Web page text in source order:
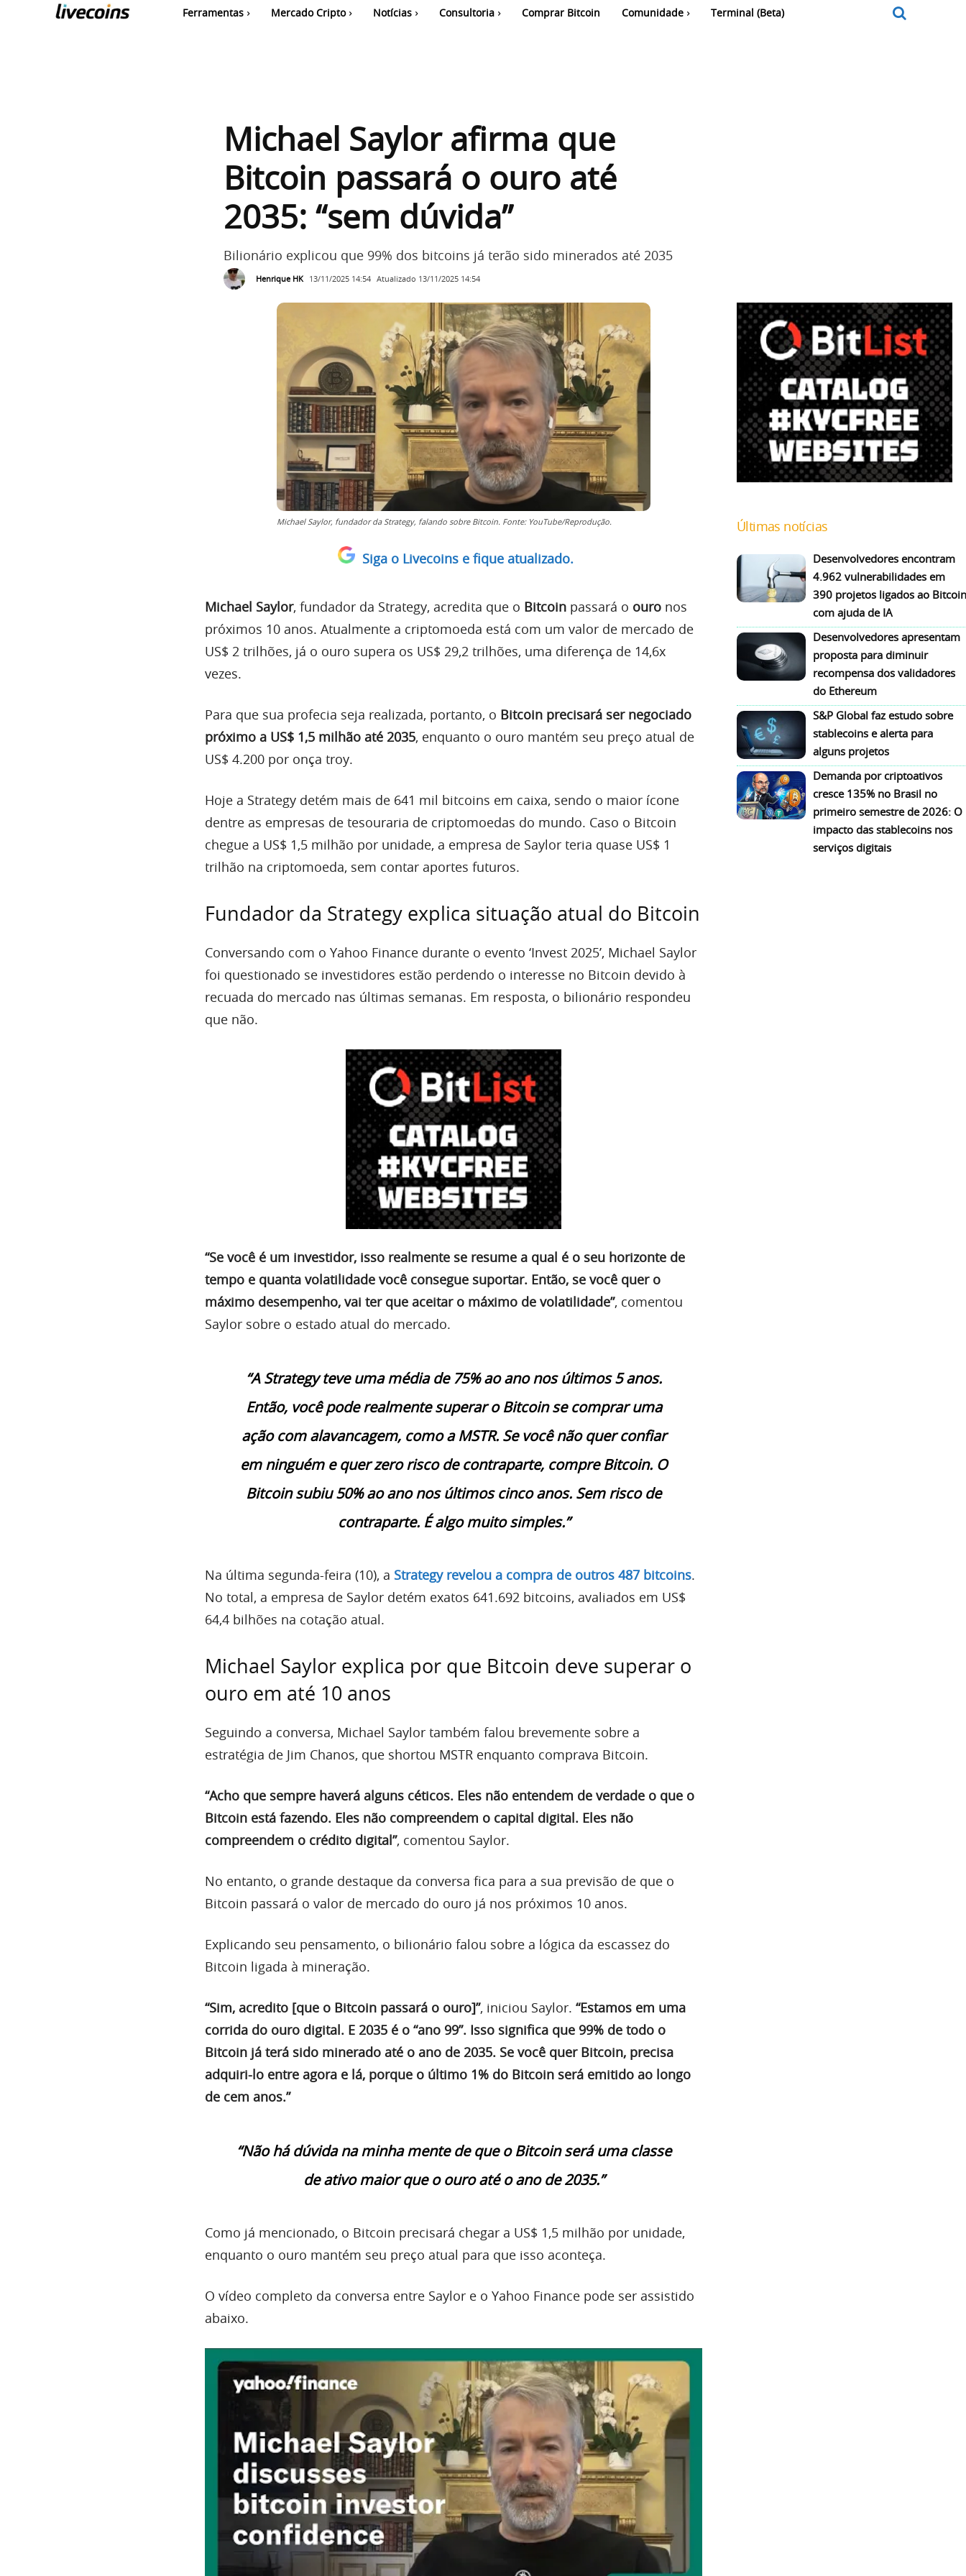
Ferramentas Mercado Cripto Notícias Consultoria Comprar Bitcoin Comunidade Terminal (Beta)
Michael Saylor afirma que
Bitcoin passará o ouro até
2035: “sem dúvida”
Bilionário explicou que 99% dos bitcoins já terão sido minerados até 2035
Henrique HK 13/11/2025 14:54 Atualizado 13/11/2025 14:54
Michael Saylor, fundador da Strategy, falando sobre Bitcoin. Fonte: YouTube/Reprodução.
Siga o Livecoins e fique atualizado.
Michael Saylor, fundador da Strategy, acredita que o Bitcoin passará o ouro nos
próximos 10 anos. Atualmente a criptomoeda está com um valor de mercado de
US$ 2 trilhões, já o ouro supera os US$ 29,2 trilhões, uma diferença de 14,6x
vezes.
Para que sua profecia seja realizada, portanto, o Bitcoin precisará ser negociado
próximo a US$ 1,5 milhão até 2035, enquanto o ouro mantém seu preço atual de
US$ 4.200 por onça troy.
Hoje a Strategy detém mais de 641 mil bitcoins em caixa, sendo o maior ícone
dentre as empresas de tesouraria de criptomoedas do mundo. Caso o Bitcoin
chegue a US$ 1,5 milhão por unidade, a empresa de Saylor teria quase US$ 1
trilhão na criptomoeda, sem contar aportes futuros.
Fundador da Strategy explica situação atual do Bitcoin
Conversando com o Yahoo Finance durante o evento ‘Invest 2025’, Michael Saylor
foi questionado se investidores estão perdendo o interesse no Bitcoin devido à
recuada do mercado nas últimas semanas. Em resposta, o bilionário respondeu
que não.
“Se você é um investidor, isso realmente se resume a qual é o seu horizonte de
tempo e quanta volatilidade você consegue suportar. Então, se você quer o
máximo desempenho, vai ter que aceitar o máximo de volatilidade”, comentou
Saylor sobre o estado atual do mercado.
“A Strategy teve uma média de 75% ao ano nos últimos 5 anos.
Então, você pode realmente superar o Bitcoin se comprar uma
ação com alavancagem, como a MSTR. Se você não quer confiar
em ninguém e quer zero risco de contraparte, compre Bitcoin. O
Bitcoin subiu 50% ao ano nos últimos cinco anos. Sem risco de
contraparte. É algo muito simples.”
Na última segunda-feira (10), a Strategy revelou a compra de outros 487 bitcoins.
No total, a empresa de Saylor detém exatos 641.692 bitcoins, avaliados em US$
64,4 bilhões na cotação atual.
Michael Saylor explica por que Bitcoin deve superar o
ouro em até 10 anos
Seguindo a conversa, Michael Saylor também falou brevemente sobre a
estratégia de Jim Chanos, que shortou MSTR enquanto comprava Bitcoin.
“Acho que sempre haverá alguns céticos. Eles não entendem de verdade o que o
Bitcoin está fazendo. Eles não compreendem o capital digital. Eles não
compreendem o crédito digital”, comentou Saylor.
No entanto, o grande destaque da conversa fica para a sua previsão de que o
Bitcoin passará o valor de mercado do ouro já nos próximos 10 anos.
Explicando seu pensamento, o bilionário falou sobre a lógica da escassez do
Bitcoin ligada à mineração.
“Sim, acredito [que o Bitcoin passará o ouro]”, iniciou Saylor. “Estamos em uma
corrida do ouro digital. E 2035 é o “ano 99”. Isso significa que 99% de todo o
Bitcoin já terá sido minerado até o ano de 2035. Se você quer Bitcoin, precisa
adquiri-lo entre agora e lá, porque o último 1% do Bitcoin será emitido ao longo
de cem anos.”
“Não há dúvida na minha mente de que o Bitcoin será uma classe
de ativo maior que o ouro até o ano de 2035.”
Como já mencionado, o Bitcoin precisará chegar a US$ 1,5 milhão por unidade,
enquanto o ouro mantém seu preço atual para que isso aconteça.
O vídeo completo da conversa entre Saylor e o Yahoo Finance pode ser assistido
abaixo.
Últimas notícias
Desenvolvedores encontram
4.962 vulnerabilidades em
390 projetos ligados ao Bitcoin
com ajuda de IA
Desenvolvedores apresentam
proposta para diminuir
recompensa dos validadores
do Ethereum
S&P Global faz estudo sobre
stablecoins e alerta para
alguns projetos
Demanda por criptoativos
cresce 135% no Brasil no
primeiro semestre de 2026: O
impacto das stablecoins nos
serviços digitais